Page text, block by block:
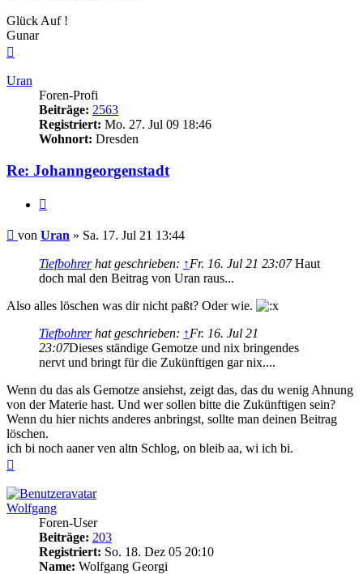
Glück Auf !
Gunar
Uran
Foren-Profi
Beiträge: 2563
Registriert: Mo. 27. Jul 09 18:46
Wohnort: Dresden
Re: Johanngeorgenstadt
Beitrag
von Uran » Sa. 17. Jul 21 13:44
Tiefbohrerhat geschrieben: ↑Fr. 16. Jul 21 23:07Haut
doch mal den Beitrag von Uran raus...
Also alles löschen was dir nicht paßt? Oder wie.
Tiefbohrerhat geschrieben: ↑Fr. 16. Jul 21
23:07Dieses ständige Gemotze und nix bringendes
nervt und bringt für die Zukünftigen gar nix....
Wenn du das als Gemotze ansiehst, zeigt das, das du wenig Ahnung
von der Materie hast. Und wer sollen bitte die Zukünftigen sein?
Wenn du hier nichts anderes anbringst, sollte man deinen Beitrag
löschen.
ich bi noch aaner ven altn Schlog, on bleib aa, wi ich bi.
Wolfgang
Foren-User
Beiträge: 203
Registriert: So. 18. Dez 05 20:10
Name: Wolfgang Georgi